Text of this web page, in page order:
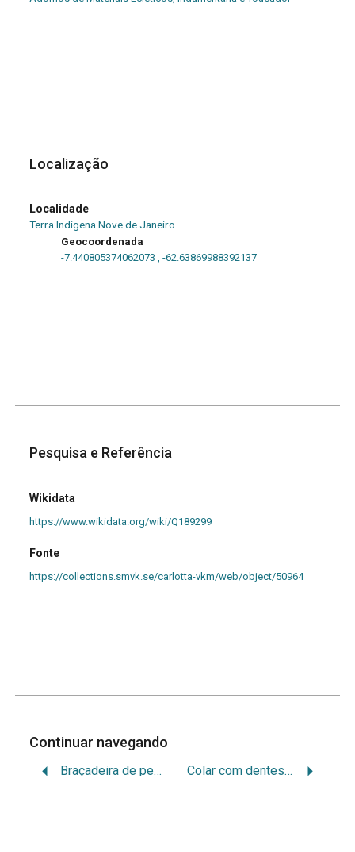
Localização
Localidade
Terra Indígena Nove de Janeiro
Geocoordenada
-7.440805374062073
-62.63869988392137
Pesquisa e Referência
Wikidata
https://www.wikidata.org/wiki/Q189299
Fonte
https://collections.smvk.se/carlotta-vkm/web/object/50964
Continuar navegando
Braçadeira de penas | Parintintin | Rio Madeira | Humaitá/AM | Ethnografiska Museet (1923.03.0071) Colar com dentes de mamífero | Parintintin | Rio Madeira | Humaitá/AM | Ethnografiska Museet (1923.03.0123)